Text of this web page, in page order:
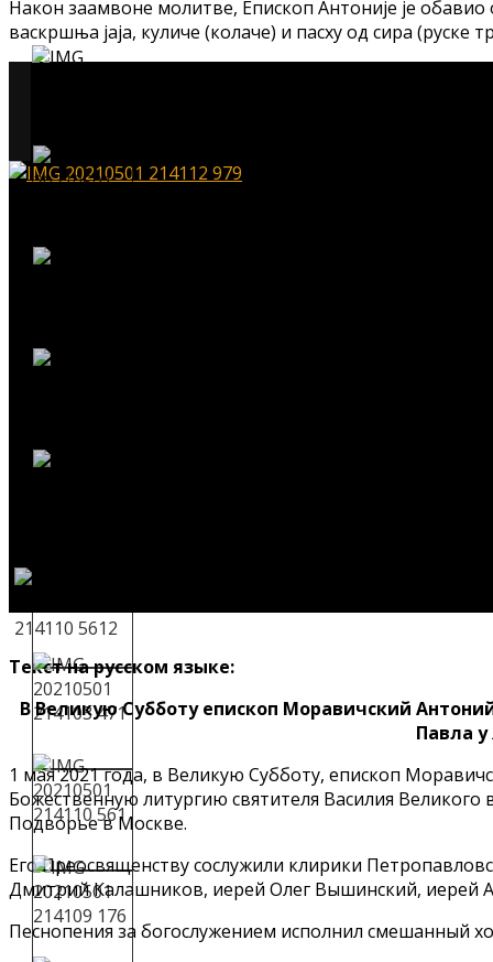
Након заамвоне молитве, Епископ Антоније је
васкршња јаја, куличе (колаче) и пасху од сира
Текст на русском языке:
В Великую Субботу епископ Моравичский
Павла у
1 мая 2021 года, в Великую Субботу, епископ
Божественную литургию святителя Василия
Подворье в Москве.
Его Преосвященству сослужили клирики
Дмитрий Калашников, иерей Олег Вышинский, иерей
Песнопения за богослужением исполнил смешанный